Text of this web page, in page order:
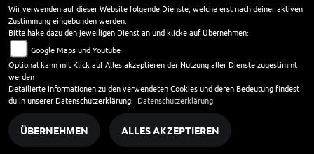
Mittwoch:
08:00 - 12:00 und 13:00 - 17:00
Donnerstag:
08:00 - 12:00 und 13:00 - 17:00
Freitag:
08:00 - 17:00
Samstag:
geschlossen
Sonntag:
geschlossen
Samstag nach Vereinbarung
Wir verwenden auf dieser Website folgende Dienste, welche erst nach deiner aktiven
Zustimmung eingebunden werden.
Bitte hake dazu den jeweiligen Dienst an und klicke auf Übernehmen:
Google Maps und Youtube
Optional kann mit Klick auf Alles akzeptieren der Nutzung aller Dienste zugestimmt
werden
Detailierte Informationen zu den verwendeten Cookies und deren Bedeutung findest
du in unserer Datenschutzerklärung: Datenschutzerklärung
ÜBERNEHMEN ALLES AKZEPTIEREN